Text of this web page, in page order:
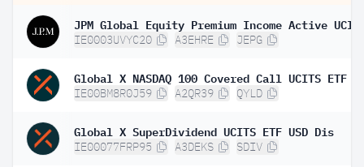
IE0003UVYC20 A3EHRE JEPG
Global X NASDAQ 100 Covered Call UCITS ETF
IE00BM8R0J59 A2QR39 QYLD
Global X SuperDividend UCITS ETF USD Dis
IE00077FRP95 A3DEKS SDIV